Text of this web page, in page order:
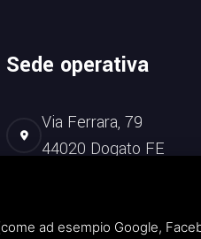
Sede operativa
Via Ferrara, 79
44020 Dogato FE
ad esempio Google,